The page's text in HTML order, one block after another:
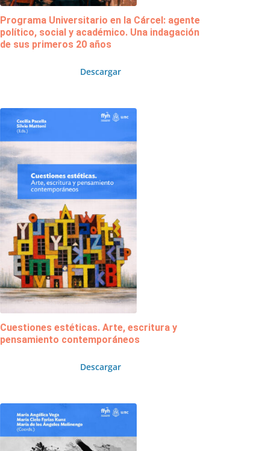
Programa Universitario en la Cárcel: agente
político, social y académico. Una indagación
de sus primeros 20 años
Descargar
Cuestiones estéticas. Arte, escritura y
pensamiento contemporáneos
Descargar